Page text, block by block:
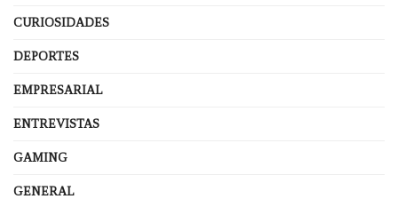
CURIOSIDADES
DEPORTES
EMPRESARIAL
ENTREVISTAS
GAMING
GENERAL